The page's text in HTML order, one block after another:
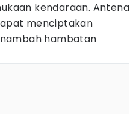
kendaraan. Antena
menciptakan
hambatan